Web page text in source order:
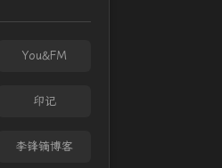
You&FM
印记
李锋镝博客